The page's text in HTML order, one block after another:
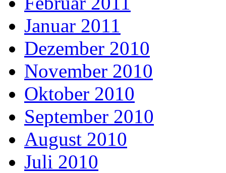
Januar 2011
Dezember 2010
November 2010
Oktober 2010
September 2010
August 2010
Juli 2010